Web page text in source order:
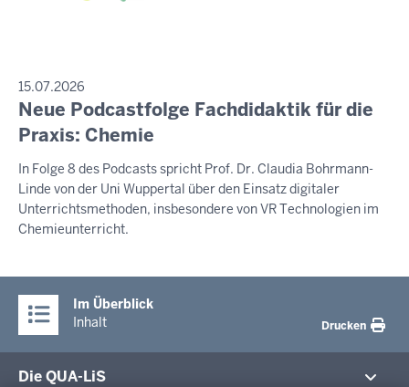
PRESSEMITTEILUNG
15.07.2026
Samstag,
8.
2026
-
19:42
Neue Podcastfolge Fachdidaktik für die
Praxis: Chemie
In Folge 8 des Podcasts spricht Prof. Dr. Claudia Bohrmann-
Linde von der Uni Wuppertal über den Einsatz digitaler
Unterrichtsmethoden, insbesondere von VR Technologien im
Chemieunterricht.
Im Überblick
Inhalt
Drucken
Die QUA-LiS